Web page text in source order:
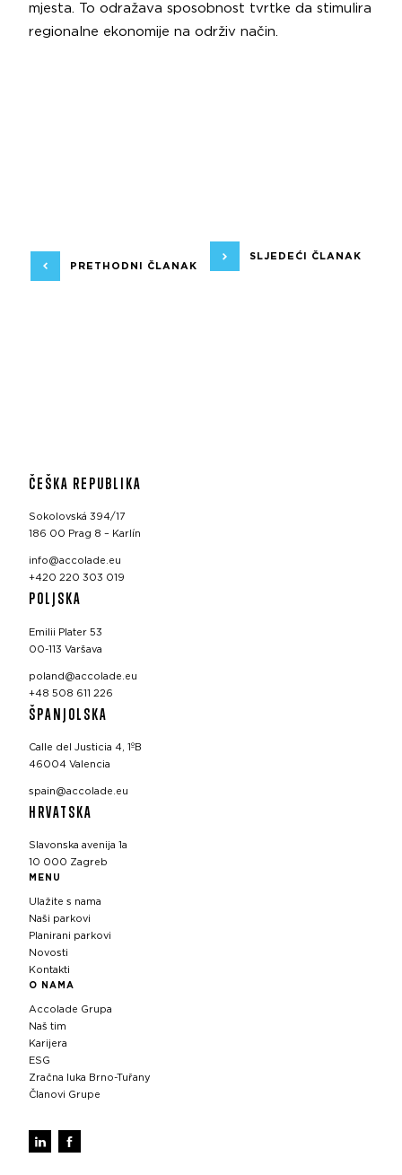
mjesta. To odražava sposobnost tvrtke da stimulira
regionalne ekonomije na održiv način.
PRETHODNI ČLANAK
SLJEDEĆI ČLANAK
ČEŠKA REPUBLIKA
Sokolovská 394/17
186 00 Prag 8 – Karlín
info@accolade.eu
+420 220 303 019
POLJSKA
Emilii Plater 53
00-113 Varšava
poland@accolade.eu
+48 508 611 226
ŠPANJOLSKA
Calle del Justicia 4, 1ºB
46004 Valencia
spain@accolade.eu
HRVATSKA
Slavonska avenija 1a
10 000 Zagreb
MENU
Ulažite s nama
Naši parkovi
Planirani parkovi
Novosti
Kontakti
O NAMA
Accolade Grupa
Naš tim
Karijera
ESG
Zračna luka Brno-Tuřany
Članovi Grupe